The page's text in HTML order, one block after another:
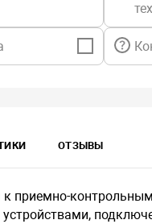
ОТЗЫВЫ
приемно-